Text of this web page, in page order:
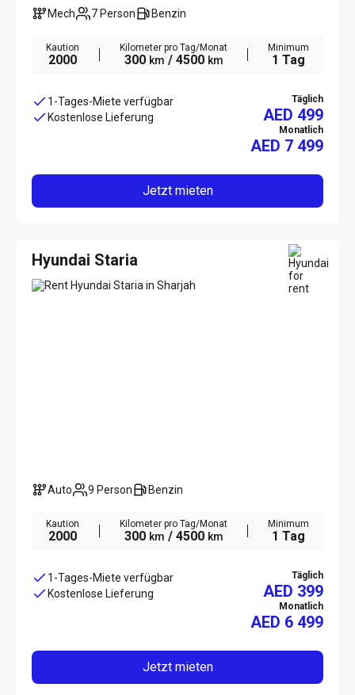
Mech
7 Person Benzin
Kaution
2000
Kilometer pro Tag/Monat
300 km / 4500 km
Minimum
1 Tag
1-Tages-Miete verfügbar
Kostenlose Lieferung
Täglich
AED 499
Monatlich
AED 7 499
Jetzt mieten
Hyundai Staria
Auto 9 Person Benzin
Kaution
2000
Kilometer pro Tag/Monat
300 km / 4500 km
Minimum
1 Tag
1-Tages-Miete verfügbar
Kostenlose Lieferung
Täglich
AED 399
Monatlich
AED 6 499
Jetzt mieten